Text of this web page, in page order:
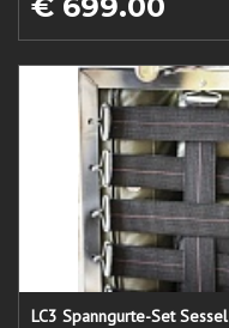
LC3 Spanngurte-Set Sessel